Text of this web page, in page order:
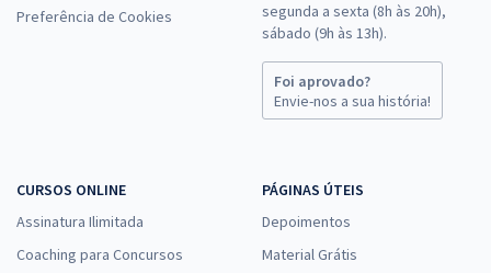
Preferência de Cookies
segunda a sexta (8h às 20h),
sábado (9h às 13h).
Foi aprovado?
Envie-nos a sua história!
CURSOS ONLINE
Assinatura Ilimitada
Coaching para Concursos
PÁGINAS ÚTEIS
Depoimentos
Material Grátis